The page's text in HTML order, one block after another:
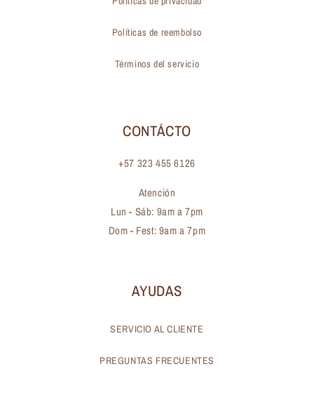
Políticas de reembolso
Términos del servicio
CONTÁCTO
+57 323 455 6126
Atención
Lun - Sáb: 9am a 7pm
Dom - Fest: 9am a 7pm
AYUDAS
SERVICIO AL CLIENTE
PREGUNTAS FRECUENTES